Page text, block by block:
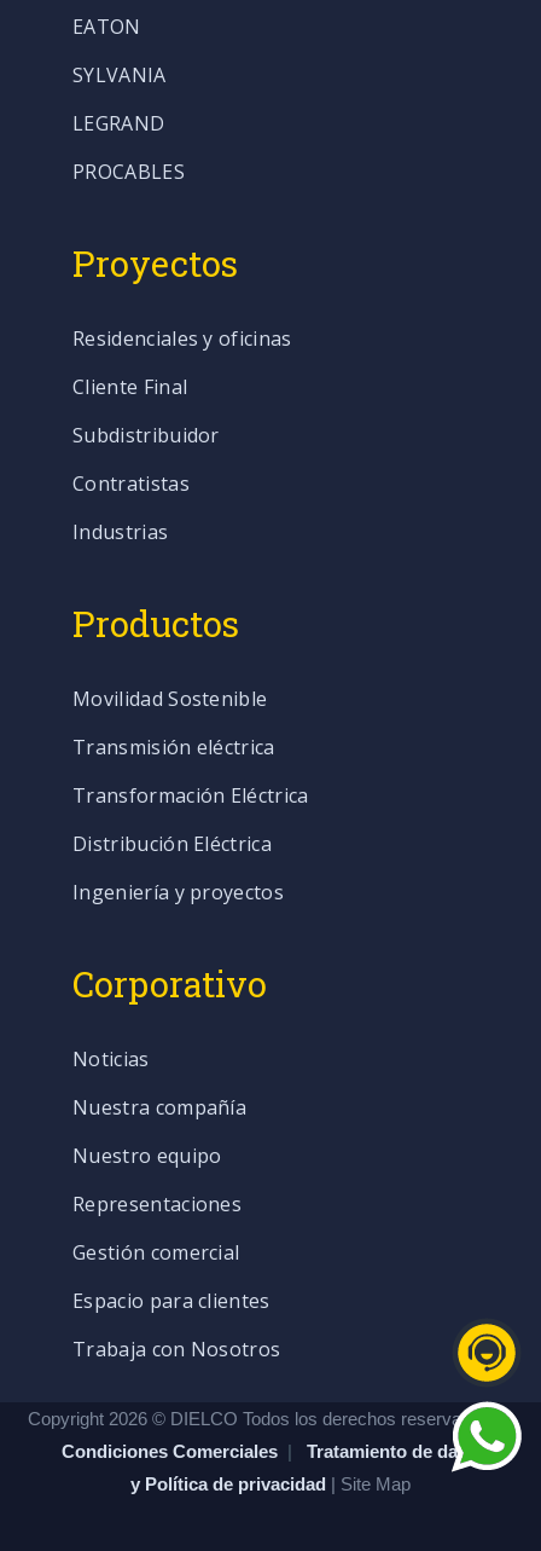
EATON
SYLVANIA
LEGRAND
PROCABLES
Proyectos
Residenciales y oficinas
Cliente Final
Subdistribuidor
Contratistas
Industrias
Productos
Movilidad Sostenible
Transmisión eléctrica
Transformación Eléctrica
Distribución Eléctrica
Ingeniería y proyectos
Corporativo
Noticias
Nuestra compañía
Nuestro equipo
Representaciones
Gestión comercial
Espacio para clientes
Trabaja con Nosotros
Copyright 2026 © DIELCO Todos los derechos reservados. |
Condiciones Comerciales | Tratamiento de datos
y Política de privacidad | Site Map